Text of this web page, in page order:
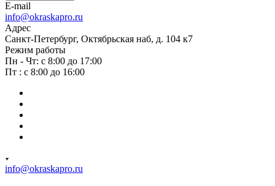
E-mail
info@okraskapro.ru
Адрес
Санкт-Петербург, Октябрьская наб, д. 104 к7
Режим работы
Пн - Чт: с 8:00 до 17:00
Пт : с 8:00 до 16:00
info@okraskapro.ru